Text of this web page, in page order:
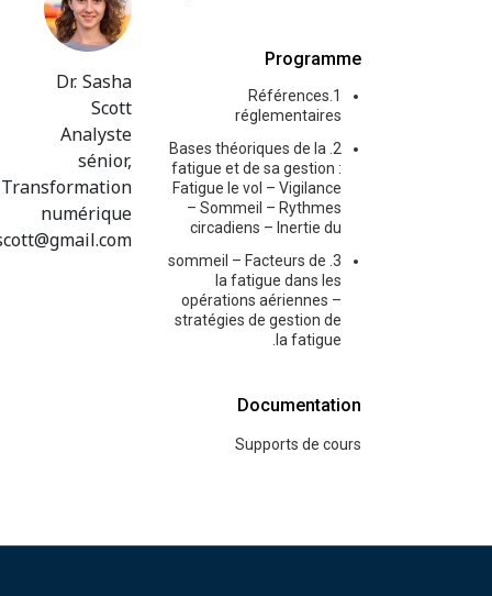
Programme
1.Références
réglementaires
2. Bases théoriques de la
fatigue et de sa gestion :
Fatigue le vol – Vigilance
– Sommeil – Rythmes
circadiens – Inertie du
3. sommeil – Facteurs de
la fatigue dans les
opérations aériennes –
stratégies de gestion de
la fatigue.
Documentation
Supports de cours
Dr. Sasha
Scott
Analyste
sénior,
Transformation
numérique